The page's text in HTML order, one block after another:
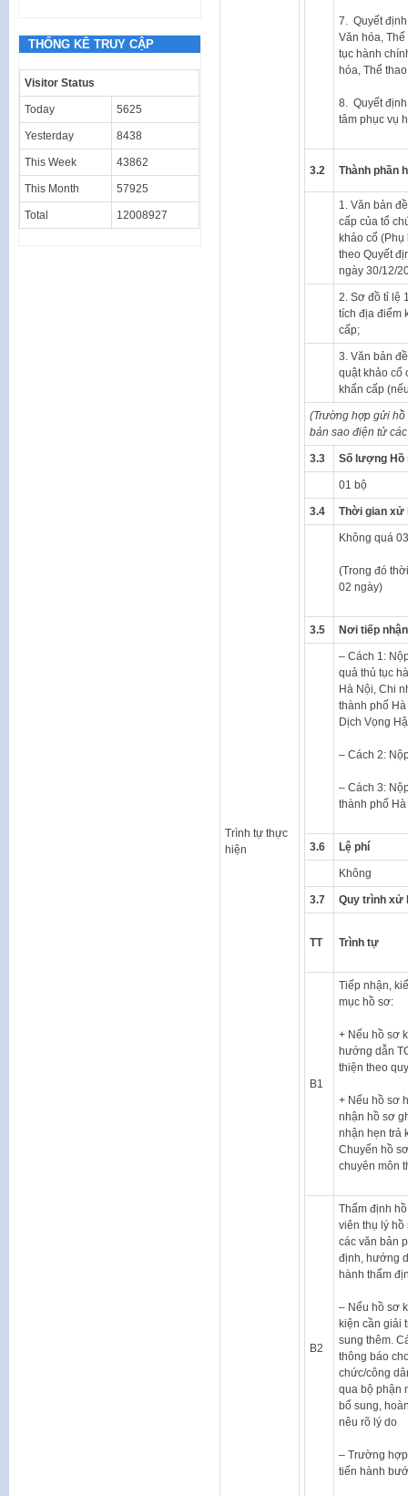
Trình tự thực
hiện
7. Quyết
Văn hóa,
tục hành
hóa, Thể
8. Quyết
tâm phục vụ
3.2 Thành phần
1. Văn bản
cấp của tổ
khảo cổ (Phụ
theo Quyết
ngày 30/12/
2. Sơ đồ tỉ lệ
tích địa điểm
cấp;
3. Văn bản
quật khảo cổ
khẩn cấp
(Trường hợp gửi
bản sao điện tử
3.3 Số lượng Hồ
01 bộ
3.4 Thời gian xử
Không quá
(Trong đó
02 ngày)
3.5 Nơi tiếp
– Cách 1:
quả thủ tục
Hà Nội, Chi
thành phố
Dịch Vọng
– Cách 2:
– Cách 3:
thành phố
3.6 Lệ phí
Không
3.7 Quy trình xử
TT Trình tự
B1
Tiếp nhận,
mục hồ sơ:
+ Nếu hồ sơ
hướng dẫn
thiện theo
+ Nếu hồ sơ
nhận hồ sơ
nhận hẹn trả
Chuyển hồ
chuyên môn
B2
Thẩm định
viên thụ lý hồ
các văn bản
định, hướng
hành thẩm
– Nếu hồ sơ
kiện cần giải
sung thêm.
thông báo
chức/công
qua bộ phận
bổ sung,
nêu rõ lý do
– Trường
tiến hành
THỐNG KÊ TRUY CẬP
Visitor Status
Today 5625
Yesterday 8438
This Week 43862
This Month 57925
Total 12008927